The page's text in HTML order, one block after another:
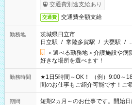
交通費別途支給あり
交通費 交通費全額支給
勤務地
茨城県日立市
日立駅 / 常陸多賀駅 / 大甕駅 /
＜選べる勤務地＞介護施設や
好きな場所を選べます！
勤務時間
★1日5時間～OK！ （例）9:00～
間のお仕事もご紹介可能です！ご
家庭の都合でお休みが必要な場合
※週最低15時間以上の勤務が必要
期間
短期2ヵ月～のお仕事です。開始